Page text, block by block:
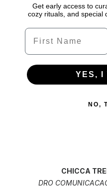
Get early access to
cozy rituals, and
Name
YES, I
NO,
CHICCA
DRO